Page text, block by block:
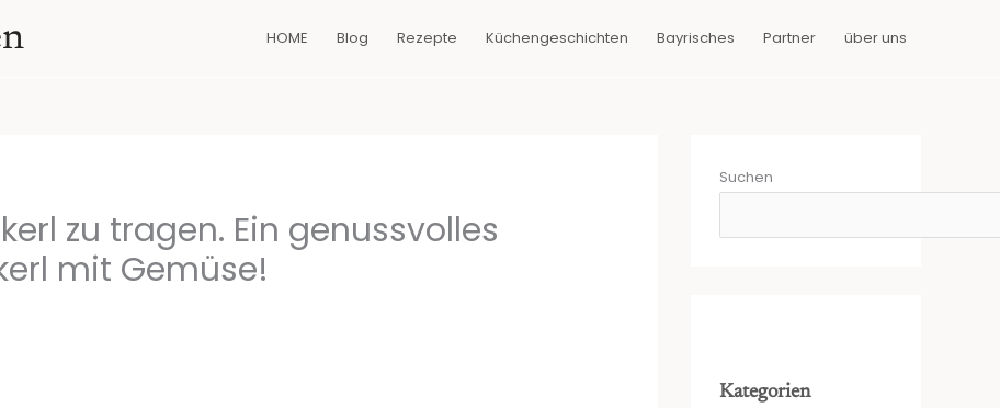
HOME Blog Rezepte Küchengeschichten Bayrisches Partner über uns
zu tragen. Ein genussvolles
mit Gemüse!
Suchen
Kategorien